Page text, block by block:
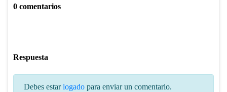
0 comentarios
Respuesta
Debes estarlogadopara enviar un comentario.